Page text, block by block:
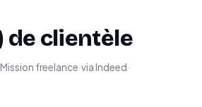
de clientèle
Mission freelance·via Indeed·